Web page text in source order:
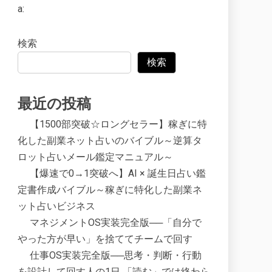
a:
検索
検索
最近の投稿
【1500部突破☆ロングセラー】稼ぎに特
化した副業ネット占いのバイブル～逆算タ
ロット占いメール鑑定マニュアル～
【爆速で0→1突破へ】AI × 誕生日占い鑑
定書作成バイブル～稼ぎに特化した副業ネ
ット占いビジネス
マネジメントOS実装完全版──「自分で
やった方が早い」を捨ててチームで回す
仕事OS実装完全版──思考・判断・行動